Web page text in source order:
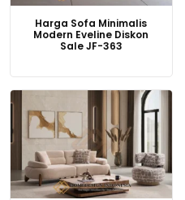
Harga Sofa Minimalis
Modern Eveline Diskon
Sale JF-363